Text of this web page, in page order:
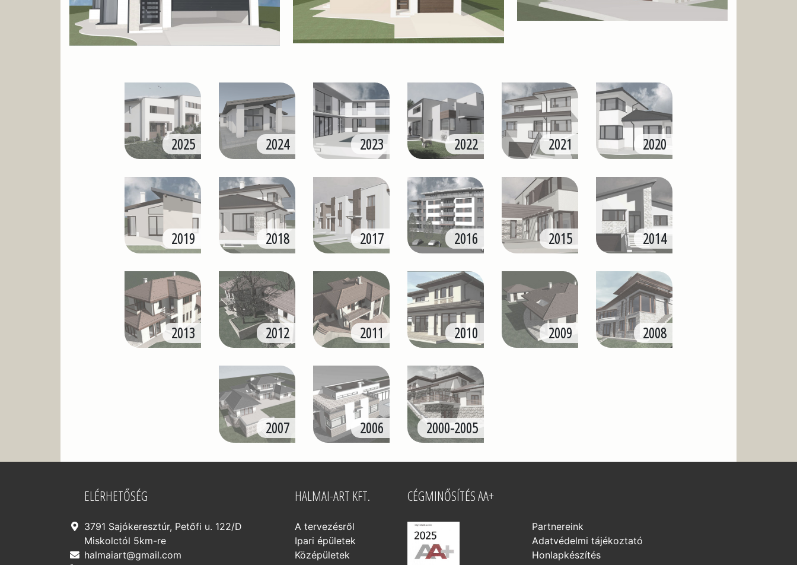
2025 2024 2023 2022 2021 2020
2019 2018 2017 2016 2015 2014
2013 2012 2011 2010 2009 2008
2007 2006 2000-2005
ELÉRHETŐSÉG
3791 Sajókeresztúr, Petőfi u. 122/D
Miskolctól 5km-re
halmaiart@gmail.com
HALMAI-ART KFT.
A tervezésről
Ipari épületek
Középületek
CÉGMINŐSÍTÉS AA+
Partnereink
Adatvédelmi tájékoztató
Honlapkészítés